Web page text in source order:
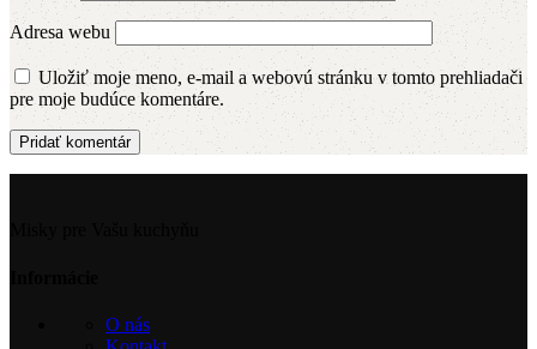
Adresa webu
Uložiť moje meno, e-mail a webovú stránku v tomto prehliadači
pre moje budúce komentáre.
O nás